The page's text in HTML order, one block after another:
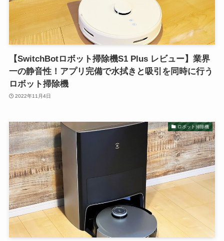
【SwitchBotロボット掃除機S1 Plus レビュー】業界
一の静音性！アプリ完備で水拭きと吸引を同時に行う
ロボット掃除機
2022年11月4日
ロボット掃除機